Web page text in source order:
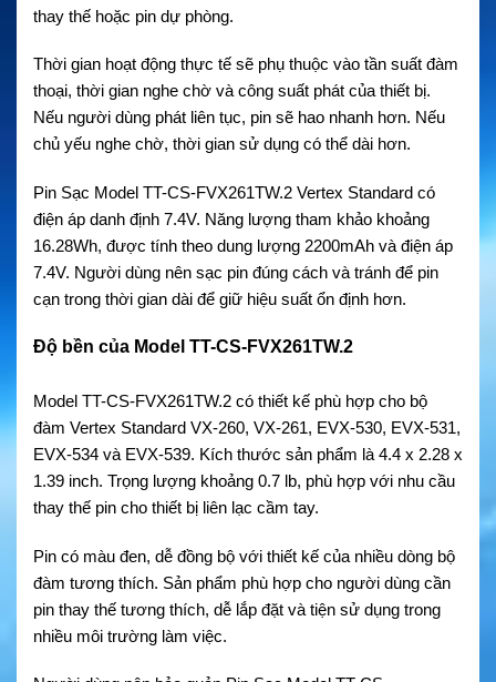
thay thế hoặc pin dự phòng.
Thời gian hoạt động thực tế sẽ phụ thuộc vào tần suất đàm
thoại, thời gian nghe chờ và công suất phát của thiết bị.
Nếu người dùng phát liên tục, pin sẽ hao nhanh hơn. Nếu
chủ yếu nghe chờ, thời gian sử dụng có thể dài hơn.
Pin Sạc Model TT-CS-FVX261TW.2 Vertex Standard có
điện áp danh định 7.4V. Năng lượng tham khảo khoảng
16.28Wh, được tính theo dung lượng 2200mAh và điện áp
7.4V. Người dùng nên sạc pin đúng cách và tránh để pin
cạn trong thời gian dài để giữ hiệu suất ổn định hơn.
Độ bền của Model TT-CS-FVX261TW.2
Model TT-CS-FVX261TW.2 có thiết kế phù hợp cho bộ
đàm Vertex Standard VX-260, VX-261, EVX-530, EVX-531,
EVX-534 và EVX-539. Kích thước sản phẩm là 4.4 x 2.28 x
1.39 inch. Trọng lượng khoảng 0.7 lb, phù hợp với nhu cầu
thay thế pin cho thiết bị liên lạc cầm tay.
Pin có màu đen, dễ đồng bộ với thiết kế của nhiều dòng bộ
đàm tương thích. Sản phẩm phù hợp cho người dùng cần
pin thay thế tương thích, dễ lắp đặt và tiện sử dụng trong
nhiều môi trường làm việc.